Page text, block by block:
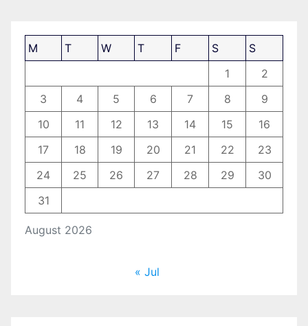
August 2026
M T W T F S
S
1
2
3
4 5 6 7 8
9
10
11 12 13 14 15
16
17
18 19 20 21 22
23
24
25 26 27 28 29
30
31
« Jul